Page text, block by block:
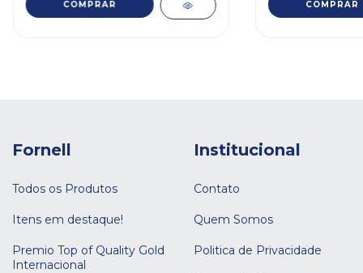
Fornell
Todos os Produtos
Itens em destaque!
Premio Top of Quality Gold
Internacional
Institucional
Contato
Quem Somos
Politica de Privacidade